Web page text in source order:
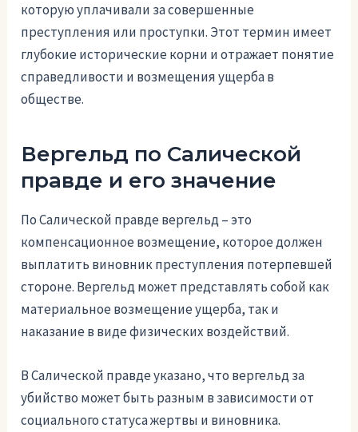
которую уплачивали за совершенные
преступления или проступки. Этот термин имеет
глубокие исторические корни и отражает понятие
справедливости и возмещения ущерба в
обществе.
Вергельд по Салической
правде и его значение
По Салической правде вергельд – это
компенсационное возмещение, которое должен
выплатить виновник преступления потерпевшей
стороне. Вергельд может представлять собой как
материальное возмещение ущерба, так и
наказание в виде физических воздействий.
В Салической правде указано, что вергельд за
убийство может быть разным в зависимости от
социального статуса жертвы и виновника.